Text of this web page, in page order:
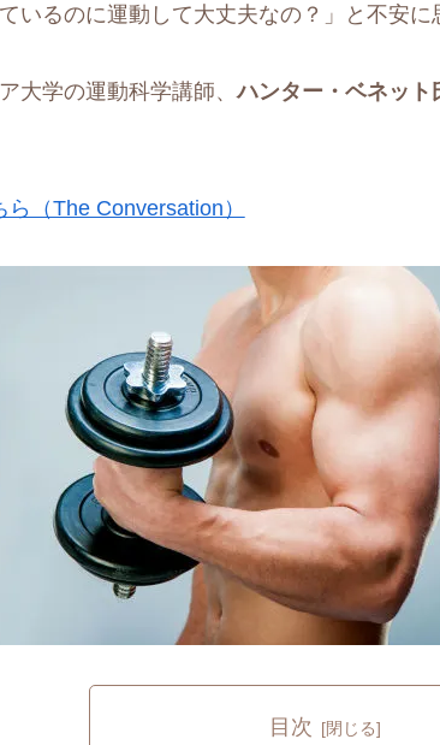
ているのに運動して大丈夫なの？」と不安
大学の運動科学講師、ハンター・ベネット
（The Conversation）
目次